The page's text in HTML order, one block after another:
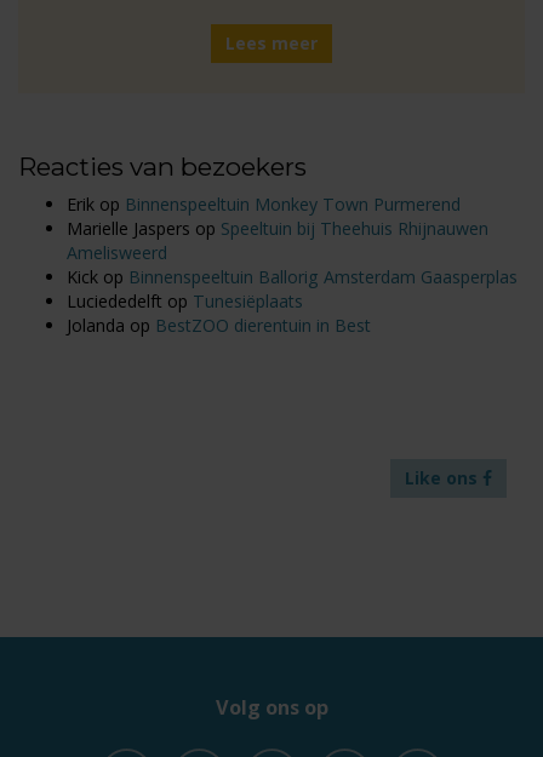
Lees meer
Reacties van bezoekers
Erik op Binnenspeeltuin Monkey Town Purmerend
Marielle Jaspers op Speeltuin bij Theehuis Rhijnauwen
Amelisweerd
Kick op Binnenspeeltuin Ballorig Amsterdam Gaasperplas
Luciededelft op Tunesiëplaats
Jolanda op BestZOO dierentuin in Best
Like ons
Volg ons op